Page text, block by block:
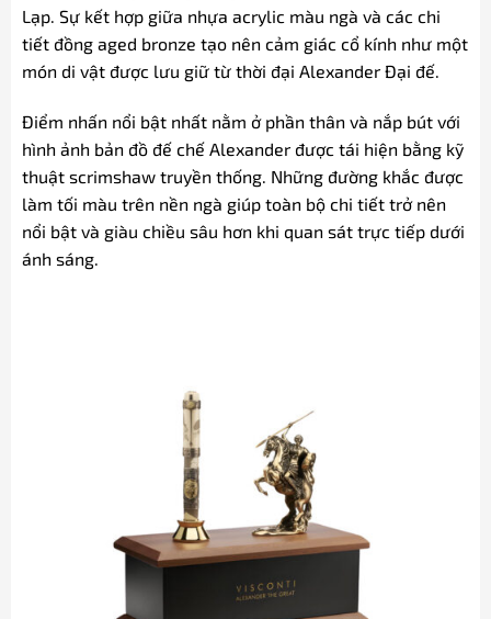
Lạp. Sự kết hợp giữa nhựa acrylic màu ngà và các chi
tiết đồng aged bronze tạo nên cảm giác cổ kính như một
món di vật được lưu giữ từ thời đại Alexander Đại đế.
Điểm nhấn nổi bật nhất nằm ở phần thân và nắp bút với
hình ảnh bản đồ đế chế Alexander được tái hiện bằng kỹ
thuật scrimshaw truyền thống. Những đường khắc được
làm tối màu trên nền ngà giúp toàn bộ chi tiết trở nên
nổi bật và giàu chiều sâu hơn khi quan sát trực tiếp dưới
ánh sáng.